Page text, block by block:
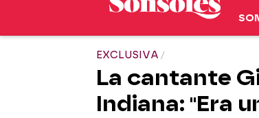
EXCLUSIVA
La cantante
Indiana: "Era